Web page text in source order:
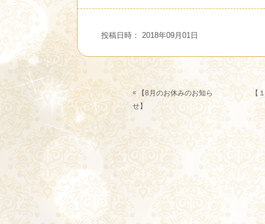
投稿日時： 2018年09月01日
«
【8月のお休みのお知ら
せ】
【